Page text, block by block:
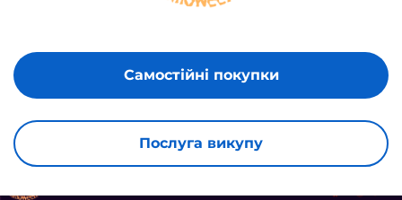
Послуга викупу
Самостійні покупки